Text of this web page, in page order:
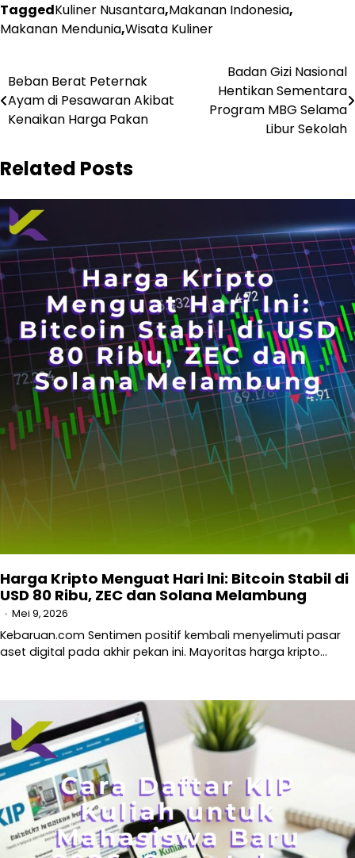
TaggedKuliner Nusantara,Makanan Indonesia,
Makanan Mendunia,Wisata Kuliner
Navigasi
pos
Beban Berat Peternak
Ayam di Pesawaran Akibat
Kenaikan Harga Pakan
Badan Gizi Nasional
Hentikan Sementara
Program MBG Selama
Libur Sekolah
Related Posts
Harga Kripto Menguat Hari Ini: Bitcoin Stabil di
USD 80 Ribu, ZEC dan Solana Melambung
Mei 9, 2026
Kebaruan.com Sentimen positif kembali menyelimuti pasar
aset digital pada akhir pekan ini. Mayoritas harga kripto…